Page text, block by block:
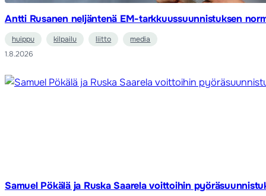
Antti Rusanen neljäntenä EM-tarkkuussuunnistuksen
huippu kilpailu liitto
media
1.8.2026
Samuel Pökälä ja Ruska Saarela voittoihin